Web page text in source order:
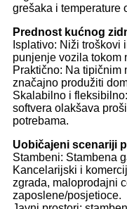
grešaka i temperature
Prednost kućnog
Isplativo: Niži troškovi
punjenje vozila tokom
Praktično: Na tipičnim
značajno produžiti
Skalabilno i
softvera olakšava
potrebama.
Uobičajeni scenariji
Stambeni: Stambena
Kancelarijski i
zgrada, maloprodajni
zaposlene/posjetioce.